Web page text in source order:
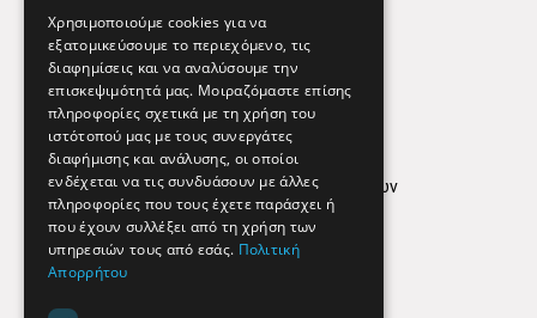
Εφημερεύοντα Φαρμακεία
Απόρρητο
Όροι Χρήσης
Πολιτική προστασίας δεδομένων
Findhere
Χρησιμοποιούμε cookies για να
εξατομικεύσουμε το περιεχόμενο, τις
διαφημίσεις και να αναλύσουμε την
επισκεψιμότητά μας. Μοιραζόμαστε επίσης
πληροφορίες σχετικά με τη χρήση του
ιστότοπού μας με τους συνεργάτες
διαφήμισης και ανάλυσης, οι οποίοι
ενδέχεται να τις συνδυάσουν με άλλες
πληροφορίες που τους έχετε παράσχει ή
που έχουν συλλέξει από τη χρήση των
υπηρεσιών τους από εσάς. Πολιτική
Απορρήτου